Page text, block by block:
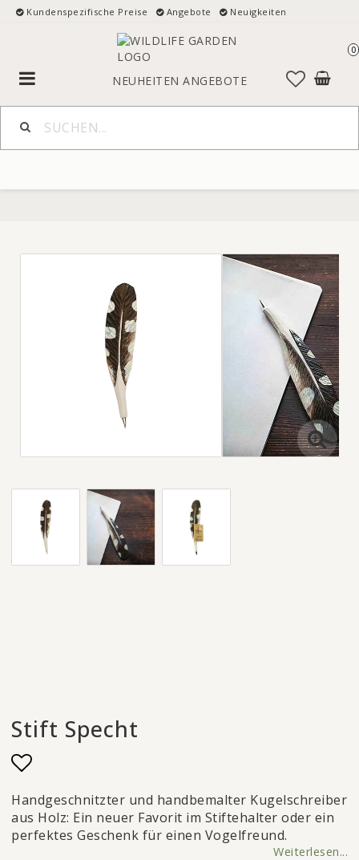
Kundenspezifische Preise Angebote Neuigkeiten
NEUHEITEN ANGEBOTE
0
Toggle
navigation
Stift Specht
Add to list of favorites
Handgeschnitzter und handbemalter Kugelschreiber
aus Holz: Ein neuer Favorit im Stiftehalter oder ein
perfektes Geschenk für einen Vogelfreund.
Weiterlesen...